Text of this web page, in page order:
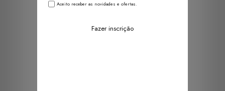
Aceito receber as novidades e ofertas.
Fazer inscrição